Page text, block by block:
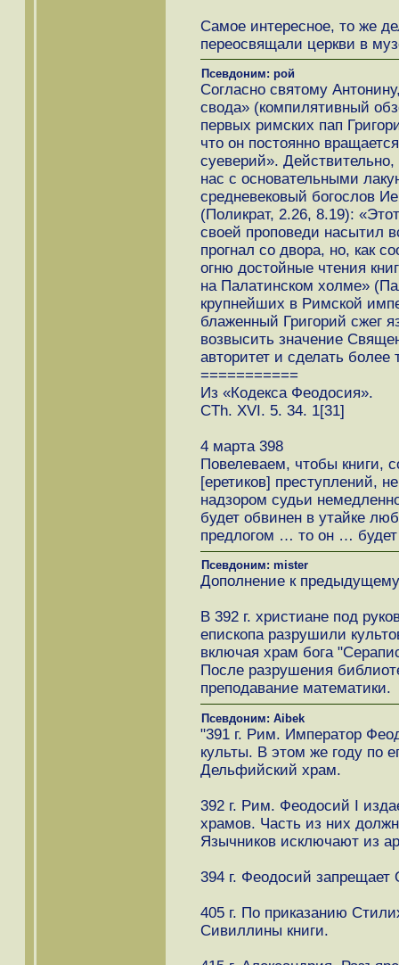
Самое интересное, то же
переосвящали церкви в
Псевдоним: рой
Согласно святому
свода» (компилятивный
первых римских пап
что он постоянно
суеверий».
нас с основательными
средневековый богослов
(Поликрат, 2.26, 8.19):
своей проповеди насытил
прогнал со двора, но, как
огню достойные чтения
на Палатинском холме»
крупнейших в Римской
блаженный Григорий сжег
возвысить значение
авторитет и сделать
===========
Из «Кодекса Феодосия».
CTh. XVI. 5. 34. 1[31]
4 марта 398
Повелеваем, чтобы книги,
[еретиков] преступлений,
надзором судьи
будет обвинен в утайке
предлогом … то он … будет
Псевдоним: mister
Дополнение к предыдущему
В 392 г. христиане под
епископа разрушили
включая храм бога
После разрушения
преподавание математики.
Псевдоним: Aibek
"391 г. Рим. Император
культы. В этом же году по
Дельфийский храм.
392 г. Рим. Феодосий I
храмов. Часть из них
Язычников исключают из
394 г. Феодосий
405 г. По приказанию
Сивиллины книги.